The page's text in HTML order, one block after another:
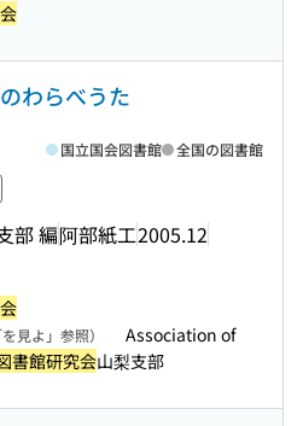
わらべうた
部 編阿部紙工2005.12
国立国会図書館 全国の図書館
見よ」参照）
Association of
書館研究会山梨支部